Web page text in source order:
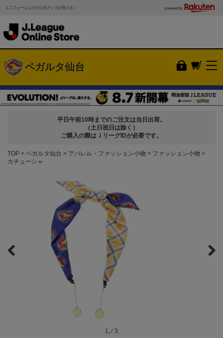
ユニフォームなどの公式グッズが買える！ powered by
ベガルタ仙台
平日午前10時までのご注文は当日出荷。
（土日祝日は除く）
ご購入の際はＪリーグIDが必要です。
TOP ベガルタ仙台 アパレル・ファッション小物
ファッション小物
カチューシャ
1／3